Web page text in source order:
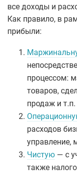
все доходы и
Как правило, в
прибыли:
процессом:
товаров,
продаж и т.п.
расходов
управление,
Чистую — с
также